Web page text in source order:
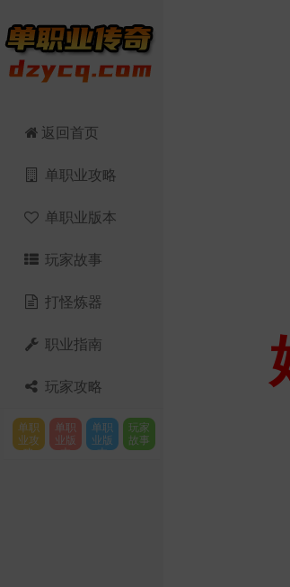
返回首页
单职业攻略
单职业版本
玩家故事
打怪炼器
职业指南
玩家攻略
单职
业攻
略
单职
业版
本
单职
业版
本
玩家
故事